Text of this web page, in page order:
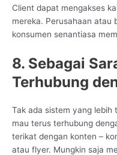
Client dapat mengakses
mereka. Perusahaan atau
konsumen senantiasa
8. Sebagai
Terhubung
Tak ada sistem yang lebih
mau terus terhubung
terikat dengan konten –
atau flyer. Mungkin saja
CS